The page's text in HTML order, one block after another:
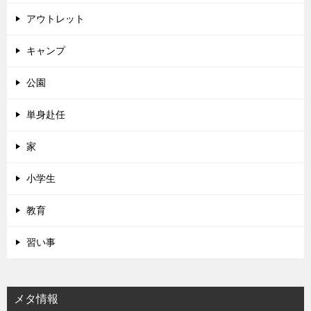
アウトレット
キャンプ
公園
単身赴任
家
小学生
教育
習い事
メタ情報